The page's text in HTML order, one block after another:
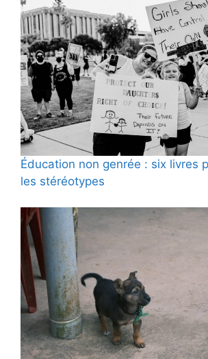
Éducation non genrée : six livres
les stéréotypes